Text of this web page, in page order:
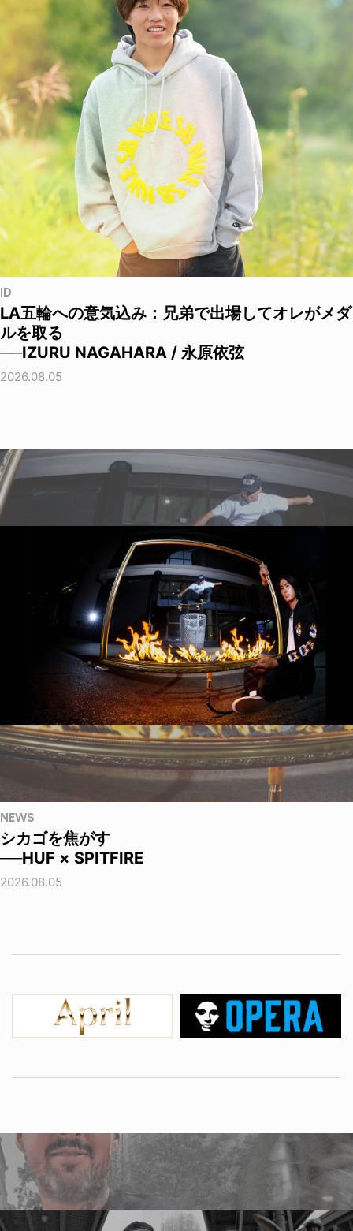
ID
LA五輪への意気込み：兄弟で出場してオレがメダ
ルを取る
──IZURU NAGAHARA / 永原依弦
2026.08.05
NEWS
シカゴを焦がす
──HUF × SPITFIRE
2026.08.05